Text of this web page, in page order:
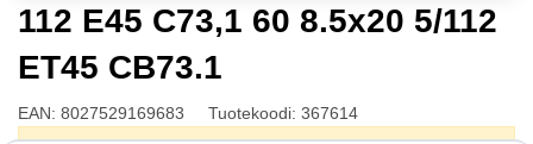
112 E45 C73,1 60 8.5x20 5/112
ET45 CB73.1
EAN: 8027529169683 Tuotekoodi: 367614